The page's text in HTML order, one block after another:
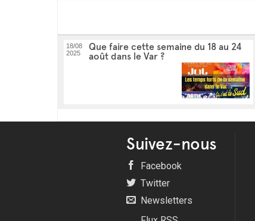
18/08
2025
Que faire cette semaine du 18 au 24
août dans le Var ?
Suivez-nous
Facebook
Twitter
Newsletters